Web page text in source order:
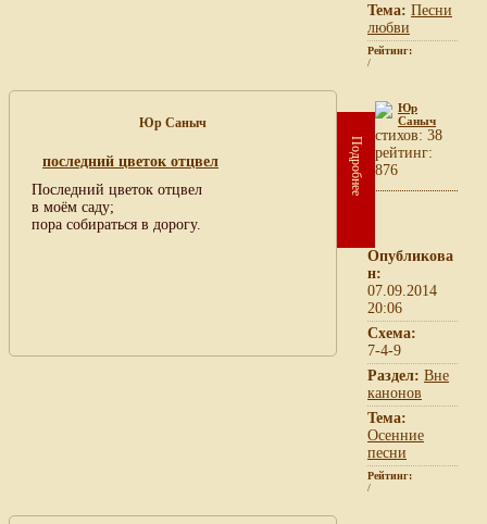
Тема: Песни
любви
Рейтинг:
/
Юр Саныч
последний цветок отцвел
Последний цветок отцвел
в моём саду;
пора собираться в дорогу.
Подробнее
Юр
Саныч
cтихов: 38
рейтинг:
876
Опубликова
н:
07.09.2014
20:06
Схема:
7-4-9
Раздел: Вне
канонов
Тема:
Осенние
песни
Рейтинг:
/